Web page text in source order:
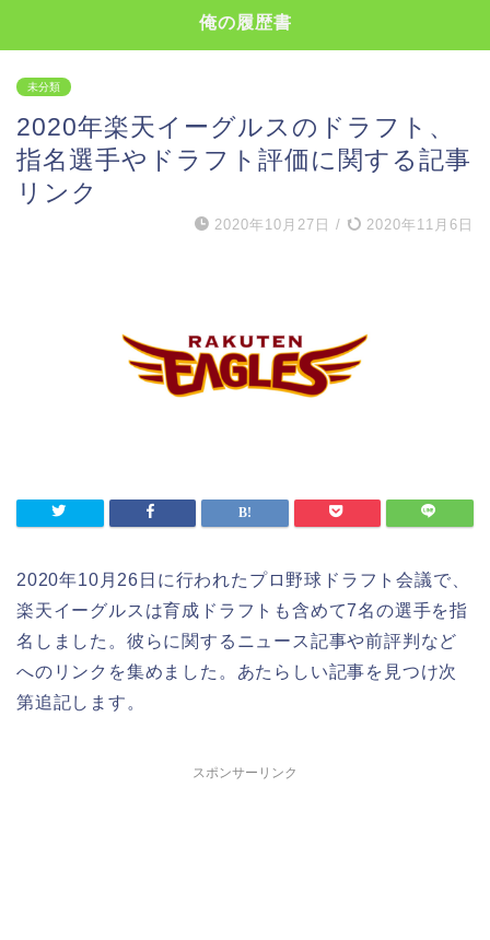
俺の履歴書
未分類
2020年楽天イーグルスのドラフト、
指名選手やドラフト評価に関する記事
リンク
2020年10月27日 / 2020年11月6日
2020年10月26日に行われたプロ野球ドラフト会議で、
楽天イーグルスは育成ドラフトも含めて7名の選手を指
名しました。彼らに関するニュース記事や前評判など
へのリンクを集めました。あたらしい記事を見つけ次
第追記します。
スポンサーリンク